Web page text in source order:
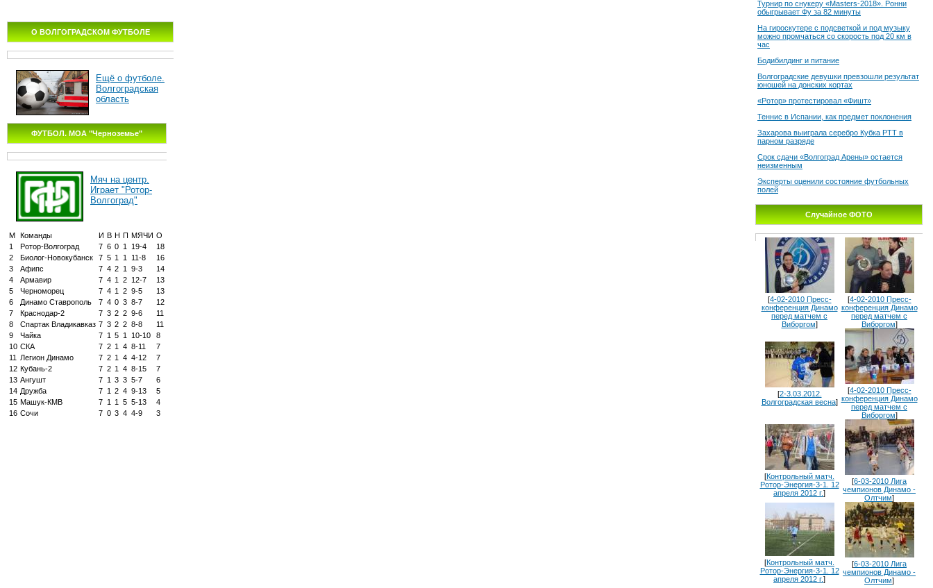
О ВОЛГОГРАДСКОМ ФУТБОЛЕ
Ещё о футболе.
Волгоградская
область
ФУТБОЛ. МОА "Черноземье"
Мяч на центр.
Играет "Ротор-
Волгоград"
М Команды И В Н П МЯЧИ О
1
Ротор-Волгоград 7 6 0 1 19-4
18
2
Биолог-Новокубанск 7 5 1 1 11-8
16
3
Афипс 7 4 2 1 9-3
14
4
Армавир 7 4 1 2 12-7
13
5
Черноморец 7 4 1 2 9-5
13
6
Динамо Ставрополь 7 4 0 3 8-7
12
7
Краснодар-2 7 3 2 2 9-6
11
8
Спартак Владикавказ 7 3 2 2 8-8
11
9
Чайка 7 1 5 1 10-10
8
10 СКА 7 2 1 4 8-11
7
11
Легион Динамо 7 2 1 4 4-12
7
12 Кубань-2 7 2 1 4 8-15
7
13 Ангушт 7 1 3 3 5-7
6
14 Дружба 7 1 2 4 9-13
5
15 Машук-КМВ 7 1 1 5 5-13
4
16 Сочи 7 0 3 4 4-9 3
Турнир по снукеру «Masters-2018». Ронни
обыгрывает Фу за 82 минуты
На гироскутере с подсветкой и под музыку
можно промчаться со скорость под 20 км в
час
Бодибилдинг и питание
Волгоградские девушки превзошли результат
юношей на донских кортах
«Ротор» протестировал «Фишт»
Теннис в Испании, как предмет поклонения
Захарова выиграла серебро Кубка РТТ в
парном разряде
Срок сдачи «Волгоград Арены» остается
неизменным
Эксперты оценили состояние футбольных
полей
Случайное ФОТО
[4-02-2010 Пресс-
конференция Динамо
перед матчем с
Виборгом]
[4-02-2010 Пресс-
конференция Динамо
перед матчем с
Виборгом]
[2-3.03.2012.
Волгоградская весна]
[4-02-2010 Пресс-
конференция Динамо
перед матчем с
Виборгом]
[Контрольный матч.
Ротор-Энергия-3-1. 12
апреля 2012 г.]
[6-03-2010 Лига
чемпионов Динамо -
Олтчим]
[Контрольный матч.
Ротор-Энергия-3-1. 12
апреля 2012 г.]
[6-03-2010 Лига
чемпионов Динамо -
Олтчим]